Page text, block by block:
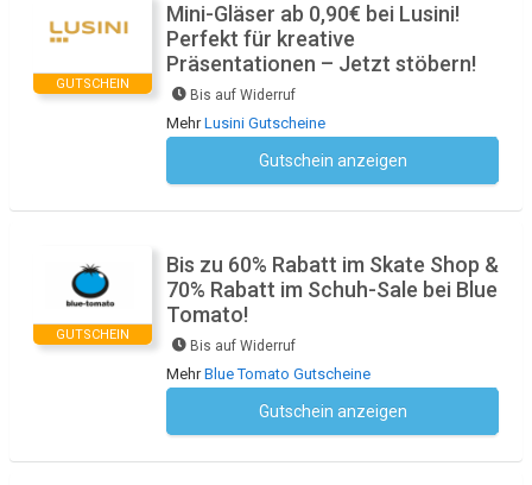
GUTSCHEIN
Mini-Gläser ab 0,90€ bei Lusini!
Perfekt für kreative
Präsentationen – Jetzt stöbern!
Bis auf Widerruf
MehrLusini Gutscheine
Gutschein anzeigen
GUTSCHEIN
Bis zu 60% Rabatt im Skate Shop &
70% Rabatt im Schuh-Sale bei Blue
Tomato!
Bis auf Widerruf
MehrBlue Tomato Gutscheine
Gutschein anzeigen